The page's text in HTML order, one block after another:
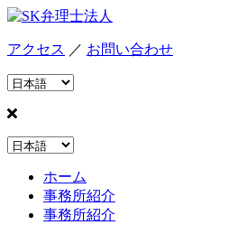
アクセス ／ お問い合わせ
ホーム
事務所紹介
事務所紹介